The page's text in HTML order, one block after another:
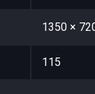
1350 ×
115